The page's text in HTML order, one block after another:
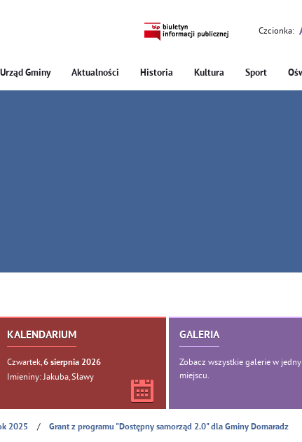
Czcionka:
Urząd Gminy Aktualności Historia Kultura Sport
KALENDARIUM
Czwartek, 6sierpnia 2026
Imieniny: Jakuba, Sławy
GALERIA
Zobacz wszystkie galerie w
miejscu.
2025 / Grant z programu "Dostępny samorząd 2.0" dla Gminy Domaradz